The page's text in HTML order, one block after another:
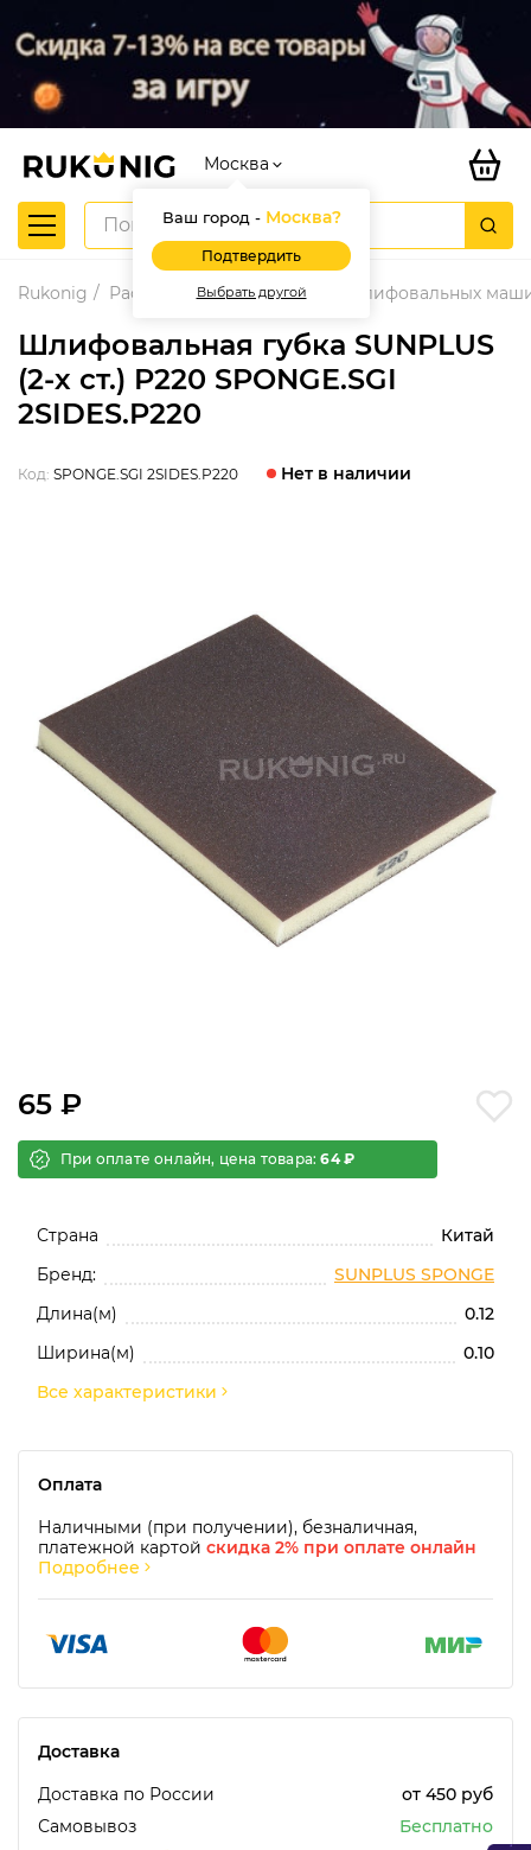
Москва
Ваш город - Москва?
Подтвердить
Выбрать другой
Rukonig Расходные материалы для шлифовальных
Шлифовальная губка SUNPLUS
(2-х ст.) P220 SPONGE.SGI
2SIDES.P220
Код: SPONGE.SGI 2SIDES.P220 Нет в наличии
Страна
Китай
Бренд:
SUNPLUS SPONGE
Длина(м)
0.12
Ширина(м)
0.10
Все характеристики
65 ₽
При оплате онлайн, цена товара:64 ₽
Оплата
Наличными (при получении), безналичная,
платежной картой скидка 2% при оплате онлайн
Подробнее
Доставка
Доставка по России
от 450 руб
Самовывоз
Бесплатно